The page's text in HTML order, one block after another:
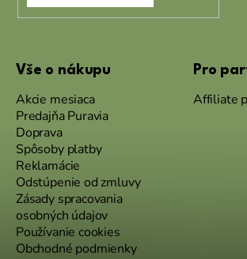
Vše o nákupu
Akcie mesiaca
Predajňa Puravia
Doprava
Spôsoby platby
Reklamácie
Odstúpenie od zmluvy
Zásady spracovania
osobných údajov
Používanie cookies
Obchodné podmienky
Pro
Affiliate